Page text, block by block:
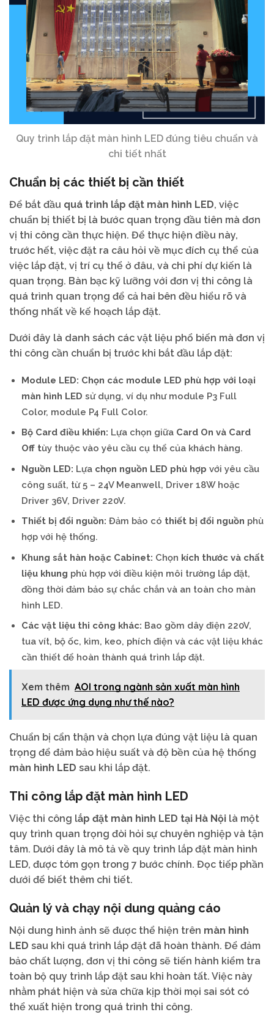
Quy trình lắp đặt màn hình LED đúng tiêu chuẩn và
chi tiết nhất
Chuẩn bị các thiết bị cần thiết
Để bắt đầu quá trình lắp đặt màn hình LED, việc
chuẩn bị thiết bị là bước quan trọng đầu tiên mà đơn
vị thi công cần thực hiện. Để thực hiện điều này,
trước hết, việc đặt ra câu hỏi về mục đích cụ thể của
việc lắp đặt, vị trí cụ thể ở đâu, và chi phí dự kiến là
quan trọng. Bàn bạc kỹ lưỡng với đơn vị thi công là
quá trình quan trọng để cả hai bên đều hiểu rõ và
thống nhất về kế hoạch lắp đặt.
Dưới đây là danh sách các vật liệu phổ biến mà đơn vị
thi công cần chuẩn bị trước khi bắt đầu lắp đặt:
Module LED: Chọn các module LED phù hợp với loại
màn hình LED sử dụng, ví dụ như module P3 Full
Color, module P4 Full Color.
Bộ Card điều khiển: Lựa chọn giữa Card On và Card
Off tùy thuộc vào yêu cầu cụ thể của khách hàng.
Nguồn LED: Lựa chọn nguồn LED phù hợp với yêu cầu
công suất, từ 5 – 24V Meanwell, Driver 18W hoặc
Driver 36V, Driver 220V.
Thiết bị đổi nguồn: Đảm bảo có thiết bị đổi nguồn phù
hợp với hệ thống.
Khung sắt hàn hoặc Cabinet: Chọn kích thước và chất
liệu khung phù hợp với điều kiện môi trường lắp đặt,
đồng thời đảm bảo sự chắc chắn và an toàn cho màn
hình LED.
Các vật liệu thi công khác: Bao gồm dây điện 220V,
tua vít, bộ ốc, kìm, keo, phích điện và các vật liệu khác
cần thiết để hoàn thành quá trình lắp đặt.
Xem thêm AOI trong ngành sản xuất màn hình
LED được ứng dụng như thế nào?
Chuẩn bị cẩn thận và chọn lựa đúng vật liệu là quan
trọng để đảm bảo hiệu suất và độ bền của hệ thống
màn hình LED sau khi lắp đặt.
Thi công lắp đặt màn hình LED
Việc thi công lắp đặt màn hình LED tại Hà Nội là một
quy trình quan trọng đòi hỏi sự chuyên nghiệp và tận
tâm. Dưới đây là mô tả về quy trình lắp đặt màn hình
LED, được tóm gọn trong 7 bước chính. Đọc tiếp phần
dưới để biết thêm chi tiết.
Quản lý và chạy nội dung quảng cáo
Nội dung hình ảnh sẽ được thể hiện trên màn hình
LED sau khi quá trình lắp đặt đã hoàn thành. Để đảm
bảo chất lượng, đơn vị thi công sẽ tiến hành kiểm tra
toàn bộ quy trình lắp đặt sau khi hoàn tất. Việc này
nhằm phát hiện và sửa chữa kịp thời mọi sai sót có
thể xuất hiện trong quá trình thi công.